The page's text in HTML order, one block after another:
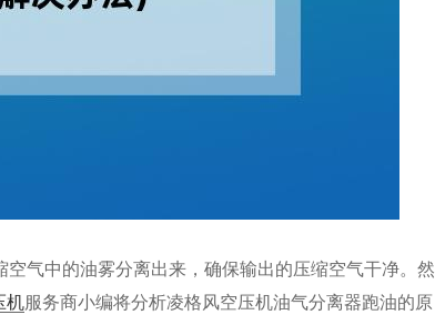
气中的油雾分离出来，确保输出的压缩空气干净。然
机服务商小编将分析凌格风空压机油气分离器跑油的原